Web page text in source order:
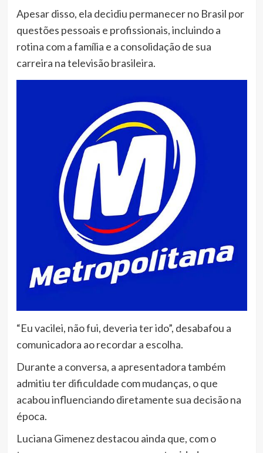
Apesar disso, ela decidiu permanecer no Brasil por
questões pessoais e profissionais, incluindo a
rotina com a família e a consolidação de sua
carreira na televisão brasileira.
“Eu vacilei, não fui, deveria ter ido”, desabafou a
comunicadora ao recordar a escolha.
Durante a conversa, a apresentadora também
admitiu ter dificuldade com mudanças, o que
acabou influenciando diretamente sua decisão na
época.
Luciana Gimenez destacou ainda que, com o